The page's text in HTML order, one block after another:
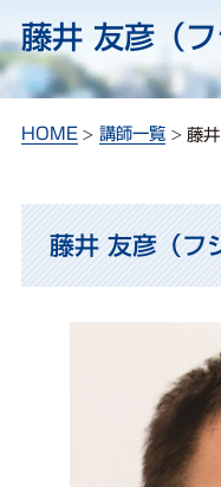
藤井 友彦（
HOME 講師一覧 藤
藤井 友彦（フ